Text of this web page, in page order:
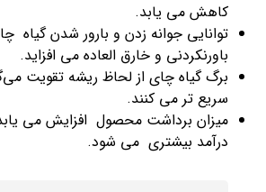
کاهش می یابد.
توانایی جوانه زدن و بارور شدن گیاه
باورنکردنی و خارق العاده می افزاید.
برگ گیاه چای از لحاظ ریشه تقویت
سریع تر می کنند.
میزان برداشت محصول افزایش می
درآمد بیشتری می شود.